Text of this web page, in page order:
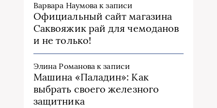
Варвара Наумова к записи
Официальный сайт магазина
Саквояжик рай для чемоданов
и не только!
Элина Романова к записи
Машина «Паладин»: Как
выбрать своего железного
защитника